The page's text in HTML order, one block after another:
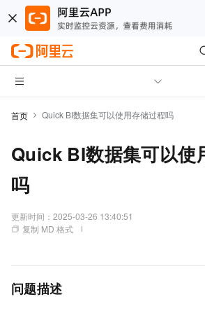
首页 Quick BI数据集可以使用存储过程吗
Quick BI数据集可以使
吗
更新时间： 2025-03-26 13:40:51
复制 MD 格式
问题描述